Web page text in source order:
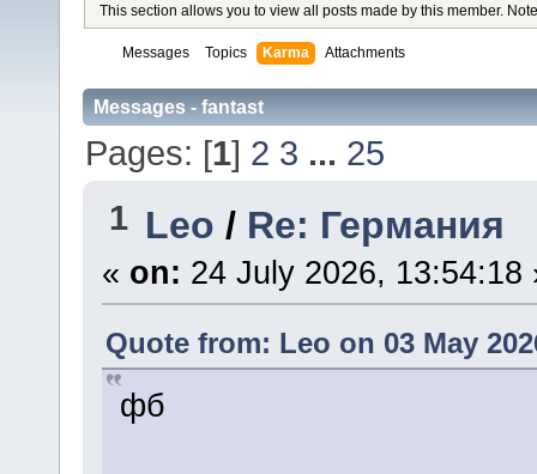
This section allows you to view all posts made by this member.
Messages Topics Karma Attachments
Messages - fantast
Pages: [1] 2 3 ... 25
1 Leo / Re: Германия
« on: 24 July 2026, 13:54:18
Quote from: Leo on 03 May
фб